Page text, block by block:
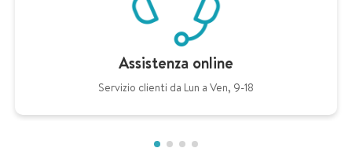
Assistenza online
Servizio clienti da Lun a Ven, 9-18